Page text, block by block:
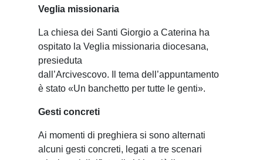
Veglia missionaria
La chiesa dei Santi Giorgio a Caterina ha
ospitato la Veglia missionaria diocesana,
presieduta
dall’Arcivescovo. Il tema dell’appuntamento
è stato «Un banchetto per tutte le genti».
Gesti concreti
Ai momenti di preghiera si sono alternati
alcuni gesti concreti, legati a tre scenari